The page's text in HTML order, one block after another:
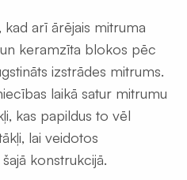
arī ārējais mitruma
keramzīta blokos pēc
izstrādes mitrums.
laikā satur mitrumu
kas papildus to vēl
lai veidotos
konstrukcijā.